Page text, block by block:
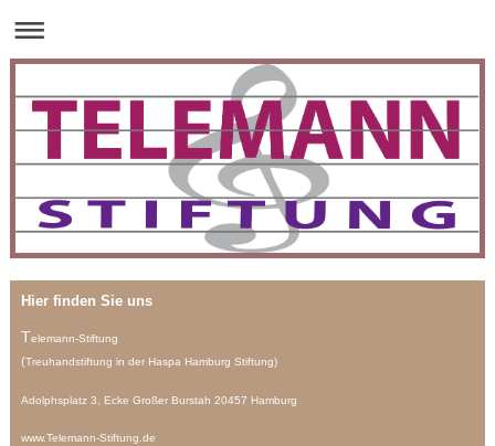
Hier finden Sie uns
Telemann-Stiftung
(Treuhandstiftung in der Haspa Hamburg Stiftung)
Adolphsplatz 3, Ecke Großer Burstah 20457 Hamburg
www.Telemann-Stiftung.de